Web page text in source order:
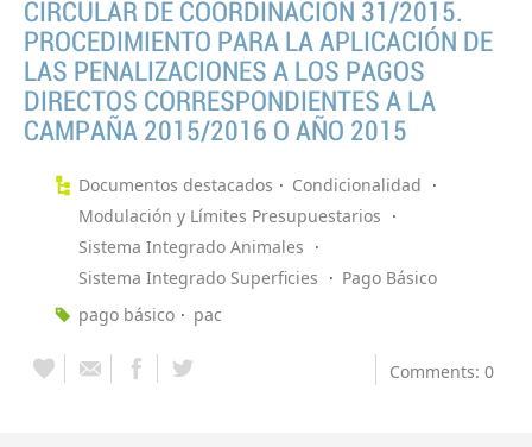
CIRCULAR DE COORDINACIÓN 31/2015.
PROCEDIMIENTO PARA LA APLICACIÓN DE
LAS PENALIZACIONES A LOS PAGOS
DIRECTOS CORRESPONDIENTES A LA
CAMPAÑA 2015/2016 O AÑO 2015
Documentos destacados
Condicionalidad
Modulación y Límites Presupuestarios
Sistema Integrado Animales
Sistema Integrado Superficies
Pago Básico
pago básico
pac
Comments: 0